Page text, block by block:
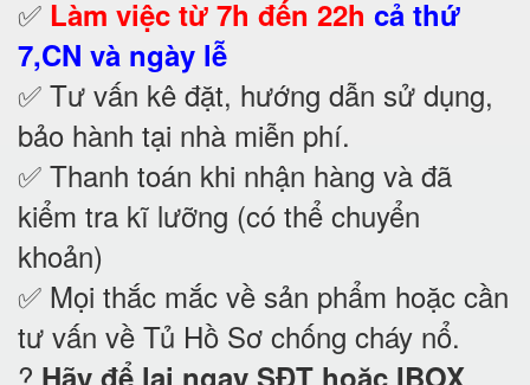
✅ Làm việc từ 7h đến 22h cả thứ
7,CN và ngày lễ
✅ Tư vấn kê đặt, hướng dẫn sử dụng,
bảo hành tại nhà miễn phí.
✅ Thanh toán khi nhận hàng và đã
kiểm tra kĩ lưỡng (có thể chuyển
khoản)
✅ Mọi thắc mắc về sản phẩm hoặc cần
tư vấn về Tủ Hồ Sơ chống cháy nổ.
? Hãy để lại ngay SĐT hoặc IBOX